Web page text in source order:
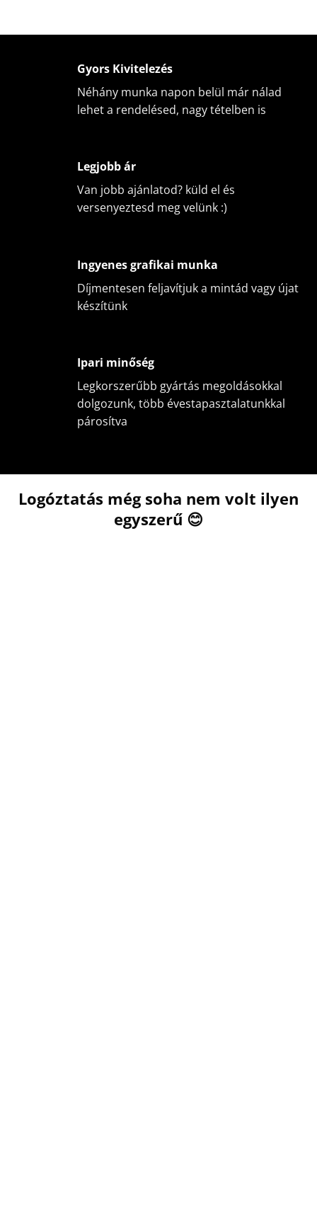
Gyors Kivitelezés
Néhány munka napon belül már nálad
lehet a rendelésed, nagy tételben is
Legjobb ár
Van jobb ajánlatod? küld el és
versenyeztesd meg velünk :)
Ingyenes grafikai munka
Díjmentesen feljavítjuk a mintád vagy újat
készítünk
Ipari minőség
Legkorszerűbb gyártás megoldásokkal
dolgozunk, több évestapasztalatunkkal
párosítva
Logóztatás még soha nem volt ilyen
egyszerű 😊